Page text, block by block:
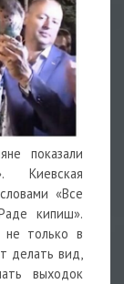
показали
Киевская
«Все
кипиш».
не только в
делать вид,
выходок